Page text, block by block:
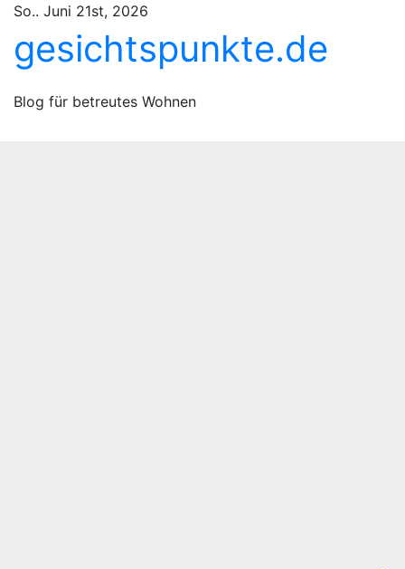
Zum
springen
So.. Juni 21st, 2026
gesichtspunkte.de
Blog für betreutes Wohnen